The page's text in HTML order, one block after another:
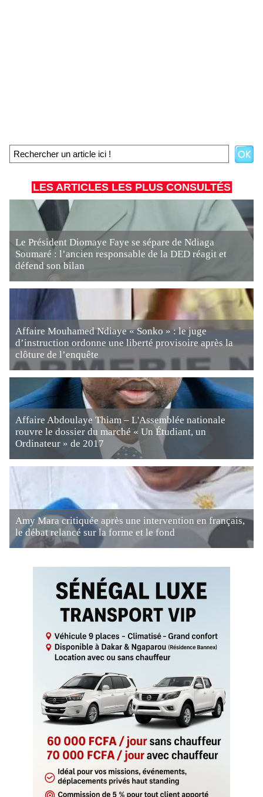
LES ARTICLES LES PLUS CONSULTÉS
Le Président Diomaye Faye se sépare de Ndiaga
Soumaré : l’ancien responsable de la DED réagit et
défend son bilan
Affaire Mouhamed Ndiaye « Sonko » : le juge
d’instruction ordonne une liberté provisoire après la
clôture de l’enquête
Affaire Abdoulaye Thiam – L'Assemblée nationale
rouvre le dossier du marché « Un Étudiant, un
Ordinateur » de 2017
Amy Mara critiquée après une intervention en français,
le débat relancé sur la forme et le fond